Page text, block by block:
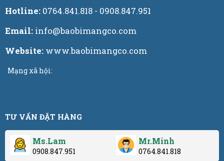
Hotline: 0764.841.818 - 0908.847.951
Email: info@baobimangco.com
Website: www.baobimangco.com
Mạng xã hội:
TƯ VẤN ĐẶT HÀNG
Ms.Lam
0908.847.951
Mr.Minh
0764.841.818